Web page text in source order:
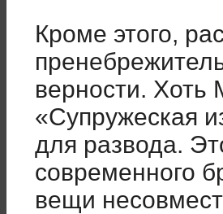
Кроме этого,
верности. Хоть
«Супружеская
для развода.
современного
вещи